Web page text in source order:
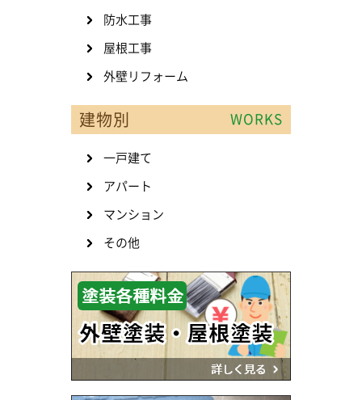
防水工事
屋根工事
外壁リフォーム
建物別 WORKS
一戸建て
アパート
マンション
その他